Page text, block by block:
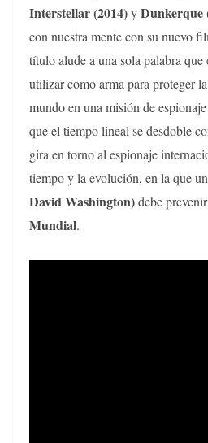
Interstellar (2014)yDunkerque
con nuestra mente con su nuevo
título alude a una sola palabra que
utilizar como arma para proteger
mundo en una misión de
que el tiempo lineal se desdoble
gira en torno al espionaje
tiempo y la evolución, en la que
David Washington)debe
Mundial.